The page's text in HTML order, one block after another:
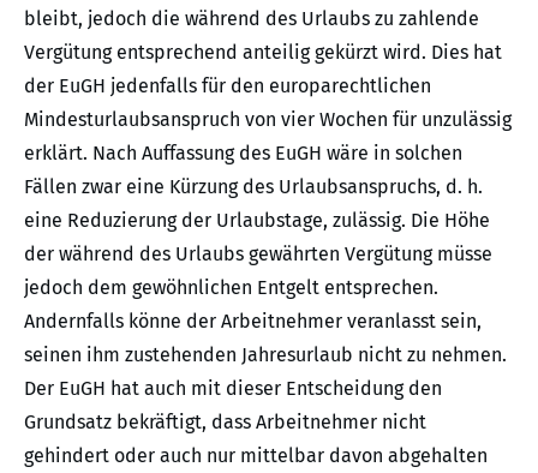
bleibt, jedoch die während des Urlaubs zu zahlende
Vergütung entsprechend anteilig gekürzt wird. Dies hat
der EuGH jedenfalls für den europarechtlichen
Mindesturlaubsanspruch von vier Wochen für unzulässig
erklärt. Nach Auffassung des EuGH wäre in solchen
Fällen zwar eine Kürzung des Urlaubsanspruchs, d. h.
eine Reduzierung der Urlaubstage, zulässig. Die Höhe
der während des Urlaubs gewährten Vergütung müsse
jedoch dem gewöhnlichen Entgelt entsprechen.
Andernfalls könne der Arbeitnehmer veranlasst sein,
seinen ihm zustehenden Jahresurlaub nicht zu nehmen.
Der EuGH hat auch mit dieser Entscheidung den
Grundsatz bekräftigt, dass Arbeitnehmer nicht
gehindert oder auch nur mittelbar davon abgehalten